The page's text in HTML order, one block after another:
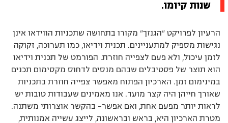
שנות קיומו.
הרעיון לפרויקט ”הגנזך” מקורו בתחושה שתכניות הווידאו אינן
נגישות מספיק למתעניינים. תכנית וידיאו, כמו תערוכה, זקוקה
לזמן עיכול, ולא פעם לצפייה חוזרת. הפורמט של תכנית וידיאו
הוא תוצר של פסטיבלים שבהם מנסים לדחוס מקסימום תכנים
במינימום זמן. הארכיון הפתוח מאפשר צפייה חוזרת בתכניות
שאורך חייהן היה קצר מועד. אנו מאמינים שעבודות טובות יש
לראות יותר מפעם אחת, ואם אפשר- בהקשר אוצרותי משתנה.
מטרת הארכיון היא, בראש ובראשונה, לייצג עשייה אמנותית,